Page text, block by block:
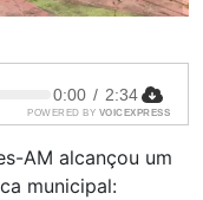
0:00 / 2:34
POWERED BY VOICEXPRESS
AM alcançou um
municipal: